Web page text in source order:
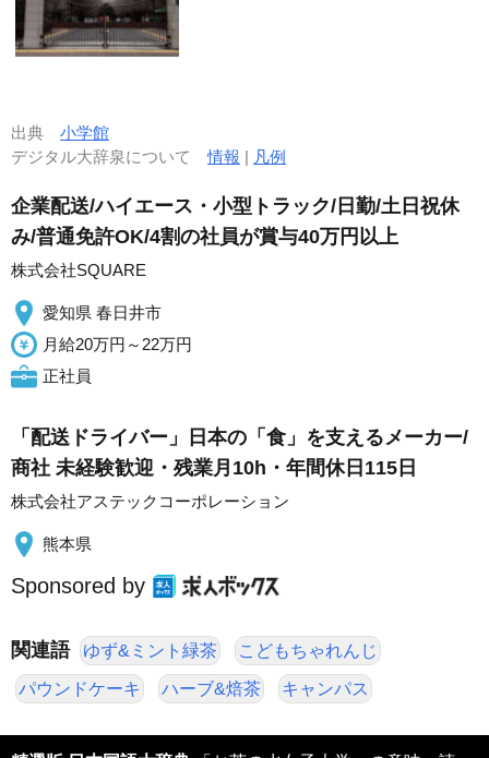
出典 小学館
デジタル大辞泉について情報 | 凡例
企業配送/ハイエース・小型トラック/日勤/土日祝休
み/普通免許OK/4割の社員が賞与40万円以上
株式会社SQUARE
愛知県 春日井市
月給20万円～22万円
正社員
「配送ドライバー」日本の「食」を支えるメーカー/
商社 未経験歓迎・残業月10h・年間休日115日
株式会社アステックコーポレーション
熊本県
Sponsored by
関連語 ゆず&ミント緑茶 こどもちゃれんじ
パウンドケーキ ハーブ&焙茶 キャンパス